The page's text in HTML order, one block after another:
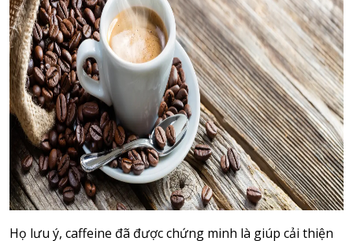
Họ lưu ý, caffeine đã được chứng minh là giúp cải thiện